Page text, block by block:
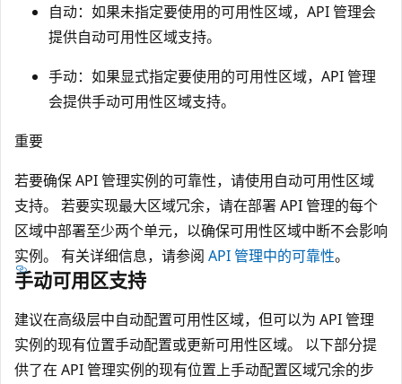
自动： 如果未指定要使用的可用性区域，API 管理会
提供自动可用性区域支持。
手动： 如果显式指定要使用的可用性区域，API 管理
会提供手动可用性区域支持。
重要
若要确保 API 管理实例的可靠性，请使用自动可用性区域
支持。 若要实现最大区域冗余，请在部署 API 管理的每个
区域中部署至少两个单元，以确保可用性区域中断不会影响
实例。 有关详细信息，请参阅 API 管理中的可靠性。
手动可用区支持
建议在高级层中自动配置可用性区域，但可以为 API 管理
实例的现有位置手动配置或更新可用性区域。 以下部分提
供了在 API 管理实例的现有位置上手动配置区域冗余的步